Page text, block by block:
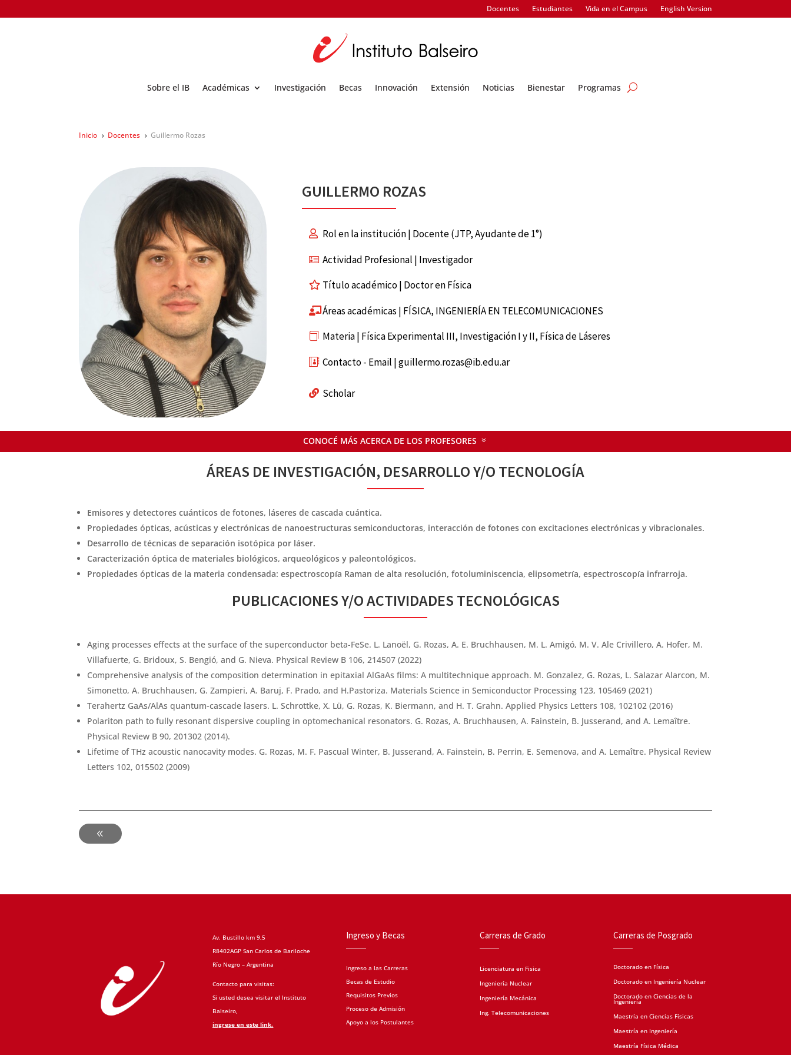
Docentes Estudiantes Vida en el Campus English Version
Sobre el IB Académicas Investigación Becas Innovación Extensión Noticias Bienestar Programas
Inicio 5 Docentes 5 Guillermo Rozas
GUILLERMO ROZAS
Rol en la institución | Docente (JTP, Ayudante de 1°)
Actividad Profesional | Investigador
Título académico | Doctor en Física
Áreas académicas | FÍSICA, INGENIERÍA EN TELECOMUNICACIONES
Materia | Física Experimental III, Investigación I y II, Física de Láseres
Contacto - Email | guillermo.rozas@ib.edu.ar
Scholar
CONOCÉ MÁS ACERCA DE LOS PROFESORES
ÁREAS DE INVESTIGACIÓN, DESARROLLO Y/O TECNOLOGÍA
Emisores y detectores cuánticos de fotones, láseres de cascada cuántica.
Propiedades ópticas, acústicas y electrónicas de nanoestructuras semiconductoras, interacción de fotones con excitaciones electrónicas y vibracionales.
Desarrollo de técnicas de separación isotópica por láser.
Caracterización óptica de materiales biológicos, arqueológicos y paleontológicos.
Propiedades ópticas de la materia condensada: espectroscopı́a Raman de alta resolución, fotoluminiscencia, elipsometrı́a, espectroscopı́a infrarroja.
PUBLICACIONES Y/O ACTIVIDADES TECNOLÓGICAS
Aging processes effects at the surface of the superconductor beta-FeSe. L. Lanoël, G. Rozas, A. E. Bruchhausen, M. L. Amigó, M. V. Ale Crivillero, A. Hofer, M.
Villafuerte, G. Bridoux, S. Bengió, and G. Nieva. Physical Review B 106, 214507 (2022)
Comprehensive analysis of the composition determination in epitaxial AlGaAs films: A multitechnique approach. M. Gonzalez, G. Rozas, L. Salazar Alarcon, M.
Simonetto, A. Bruchhausen, G. Zampieri, A. Baruj, F. Prado, and H.Pastoriza. Materials Science in Semiconductor Processing 123, 105469 (2021)
Terahertz GaAs/AlAs quantum-cascade lasers. L. Schrottke, X. Lü, G. Rozas, K. Biermann, and H. T. Grahn. Applied Physics Letters 108, 102102 (2016)
Polariton path to fully resonant dispersive coupling in optomechanical resonators. G. Rozas, A. Bruchhausen, A. Fainstein, B. Jusserand, and A. Lemaître.
Physical Review B 90, 201302 (2014).
Lifetime of THz acoustic nanocavity modes. G. Rozas, M. F. Pascual Winter, B. Jusserand, A. Fainstein, B. Perrin, E. Semenova, and A. Lemaître. Physical Review
Letters 102, 015502 (2009)
Av. Bustillo km 9,5
R8402AGP San Carlos de Bariloche
Río Negro – Argentina
Contacto para visitas:
Si usted desea visitar el Instituto
Balseiro,
ingrese en este link.
Ingreso y Becas
Ingreso a las Carreras
Becas de Estudio
Requisitos Previos
Proceso de Admisión
Apoyo a los Postulantes
Carreras de Grado
Licenciatura en Fisica
Ingeniería Nuclear
Ingeniería Mecánica
Ing. Telecomunicaciones
Carreras de Posgrado
Doctorado en Física
Doctorado en Ingeniería Nuclear
Doctorado en Ciencias de la
Ingeniería
Maestría en Ciencias Físicas
Maestría en Ingeniería
Maestría Física Médica